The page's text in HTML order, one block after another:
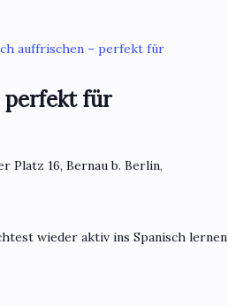
perfekt für
auffrischen – perfekt für
Platz 16, Bernau b. Berlin,
wieder aktiv ins Spanisch lernen